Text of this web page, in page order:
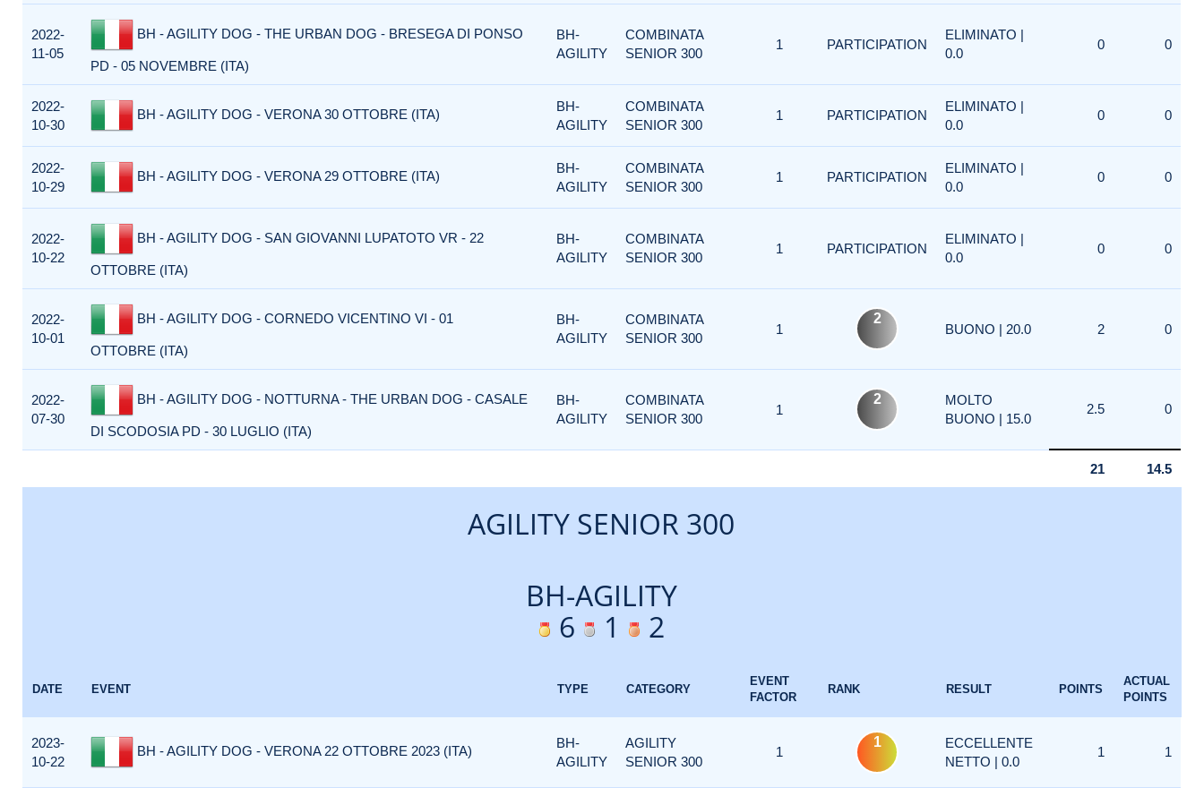
2022-
11-05
BH - AGILITY DOG - THE URBAN DOG - BRESEGA DI PONSO
PD - 05 NOVEMBRE (ITA)
BH-
AGILITY
COMBINATA
SENIOR 300
1 PARTICIPATION
ELIMINATO |
0.0
0 0
2022-
10-30
BH - AGILITY DOG - VERONA 30 OTTOBRE (ITA)
BH-
AGILITY
COMBINATA
SENIOR 300
1 PARTICIPATION
ELIMINATO |
0.0
0 0
2022-
10-29
BH - AGILITY DOG - VERONA 29 OTTOBRE (ITA)
BH-
AGILITY
COMBINATA
SENIOR 300
1 PARTICIPATION
ELIMINATO |
0.0
0 0
2022-
10-22
BH - AGILITY DOG - SAN GIOVANNI LUPATOTO VR - 22
OTTOBRE (ITA)
BH-
AGILITY
COMBINATA
SENIOR 300
1 PARTICIPATION
ELIMINATO |
0.0
0 0
2022-
10-01
BH - AGILITY DOG - CORNEDO VICENTINO VI - 01
OTTOBRE (ITA)
BH-
AGILITY
COMBINATA
SENIOR 300
1
2
BUONO | 20.0 2 0
2022-
07-30
BH - AGILITY DOG - NOTTURNA - THE URBAN DOG - CASALE
DI SCODOSIA PD - 30 LUGLIO (ITA)
BH-
AGILITY
COMBINATA
SENIOR 300
1
2
MOLTO
BUONO | 15.0
2.5 0
21 14.5
AGILITY SENIOR 300
BH-AGILITY
6
1 2
DATE EVENT TYPE CATEGORY
EVENT
FACTOR
RANK RESULT POINTS
ACTUAL
POINTS
2023-
10-22
BH - AGILITY DOG - VERONA 22 OTTOBRE 2023 (ITA)
BH-
AGILITY
AGILITY
SENIOR 300
1
1
ECCELLENTE
NETTO | 0.0
1 1